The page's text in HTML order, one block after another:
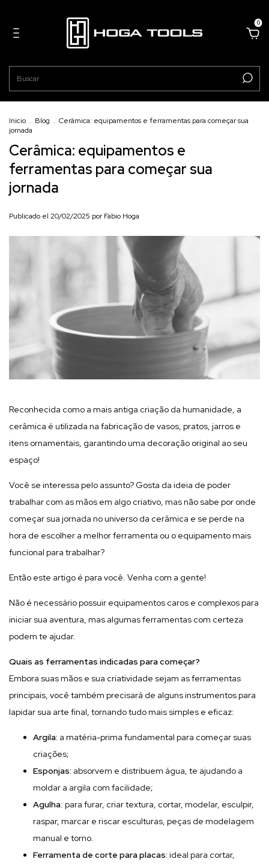
0
Inicio . Blog . Cerâmica: equipamentos e ferramentas para começar sua
jornada
Cerâmica: equipamentos e
ferramentas para começar sua
jornada
Publicado el 20/02/2025 por Fabio Hoga
Reconhecida como a mais antiga criação da humanidade, a
cerâmica é utilizada na fabricação de vasos, pratos, jarros e
itens ornamentais, garantindo uma decoração original ao seu
espaço!
Você se interessa pelo assunto? Gosta da ideia de poder
trabalhar com as mãos em algo criativo, mas não sabe por onde
começar sua jornada no universo da cerâmica e se perde na
hora de escolher a melhor ferramenta ou o equipamento mais
funcional para trabalhar?
Então este artigo é para você. Venha com a gente!
Não é necessário possuir equipamentos caros e complexos para
iniciar sua aventura, mas algumas ferramentas com certeza
podem te ajudar.
Quais as ferramentas indicadas para começar?
Embora suas mãos e sua criatividade sejam as ferramentas
principais, você também precisará de alguns instrumentos para
lapidar sua arte final, tornando tudo mais simples e eficaz:
Argila: a matéria-prima fundamental para começar suas
criações;
Esponjas: absorvem e distribuem água, te ajudando a
moldar a argila com facilidade;
Agulha: para furar, criar textura, cortar, modelar, esculpir,
raspar, marcar e riscar esculturas, peças de modelagem
manual e torno.
Ferramenta de corte para placas: ideal para cortar,